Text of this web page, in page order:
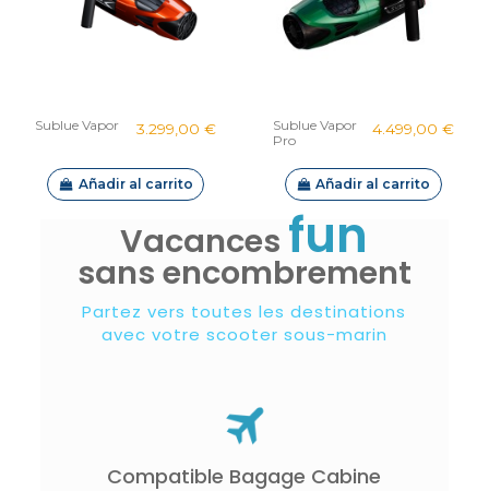
Sublue Vapor 3.299,00 €
Añadir al carrito
Sublue Vapor
Pro
4.499,00 €
Añadir al carrito
Vacances fun
sans encombrement
Partez vers toutes les destinations
avec votre scooter sous-marin
Compatible Bagage Cabine